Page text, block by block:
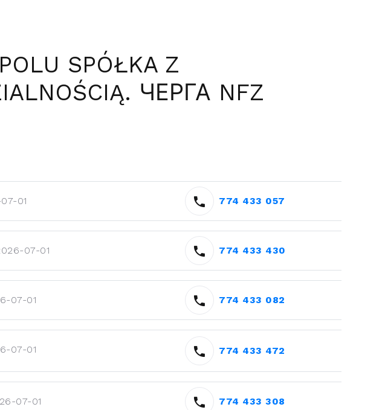
SPÓŁKA Z
ЧЕРГА NFZ
01 774 433 057
07-01 774 433 430
07-01 774 433 082
07-01 774 433 472
07-01 774 433 308